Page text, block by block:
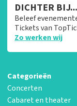
DICHTER
Beleef
Tickets van
Zo werken wij
Categorieën
Concerten
Cabaret en theater